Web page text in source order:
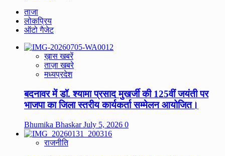
ताजा
लोकप्रिय
ऑटो गैजेट
ख़ास खबरें
ताज़ा खबरे
मध्यप्रदेश
बदनावर में डॉ. श्यामा प्रसाद मुखर्जी की 125वीं जयंती पर
भाजपा का जिला स्तरीय कार्यकर्ता सम्मेलन आयोजित।
Bhumika BhaskarJuly 5, 2026 0
राजनीति